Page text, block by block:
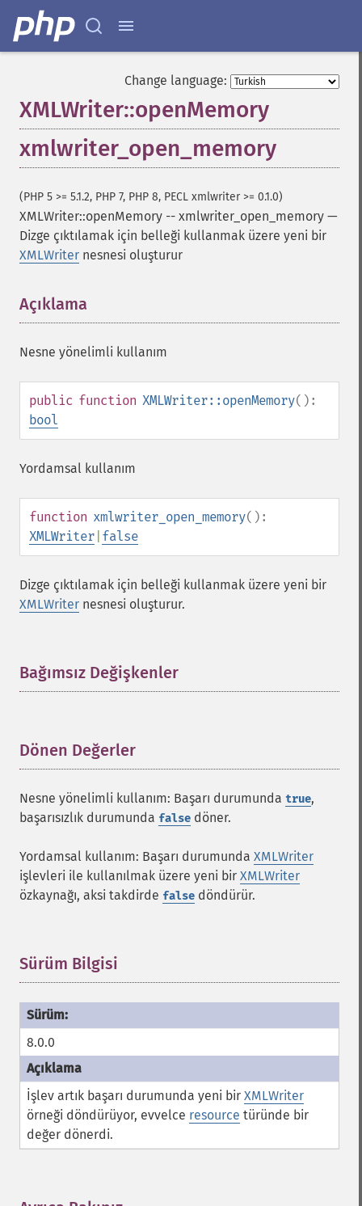
Change language:
XMLWriter::openMemory
xmlwriter_open_memory
(PHP 5 >= 5.1.2, PHP 7, PHP 8, PECL xmlwriter >= 0.1.0)
XMLWriter::openMemory -- xmlwriter_open_memory —
Dizge çıktılamak için belleği kullanmak üzere yeni bir
XMLWriter nesnesi oluşturur
Açıklama
Nesne yönelimli kullanım
public function XMLWriter::openMemory():
bool
Yordamsal kullanım
function xmlwriter_open_memory():
XMLWriter false
Dizge çıktılamak için belleği kullanmak üzere yeni bir
XMLWriter nesnesi oluşturur.
Bağımsız Değişkenler
Dönen Değerler
Nesne yönelimli kullanım: Başarı durumunda true,
başarısızlık durumunda false döner.
Yordamsal kullanım: Başarı durumunda XMLWriter
işlevleri ile kullanılmak üzere yeni bir XMLWriter
özkaynağı, aksi takdirde false döndürür.
Sürüm Bilgisi
8.0.0
İşlev artık başarı durumunda yeni bir XMLWriter
örneği döndürüyor, evvelce resource türünde bir
değer dönerdi.